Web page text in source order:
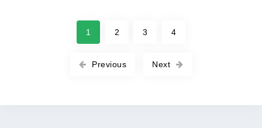
Previous
1 2 3 4
Next